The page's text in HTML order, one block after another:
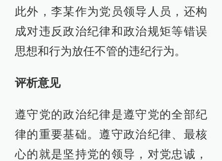
此外，李某作为党员领导人员，还构
成对违反政治纪律和政治规矩等错误
思想和行为放任不管的违纪行为。
评析意见
遵守党的政治纪律是遵守党的全部纪
律的重要基础。遵守政治纪律、最核
心的就是坚持党的领导，对党忠诚，